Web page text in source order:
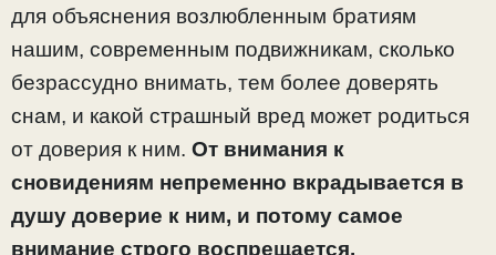
для объяснения возлюбленным братиям
нашим, современным подвижникам, сколько
безрассудно внимать, тем более доверять
снам, и какой страшный вред может родиться
от доверия к ним. От внимания к
сновидениям непременно вкрадывается в
душу доверие к ним, и потому самое
внимание строго воспрещается.